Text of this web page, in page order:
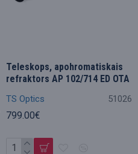
TS Optics 51026
Teleskops, apohromatiskais
refraktors AP 102/714 ED OTA
799.00€